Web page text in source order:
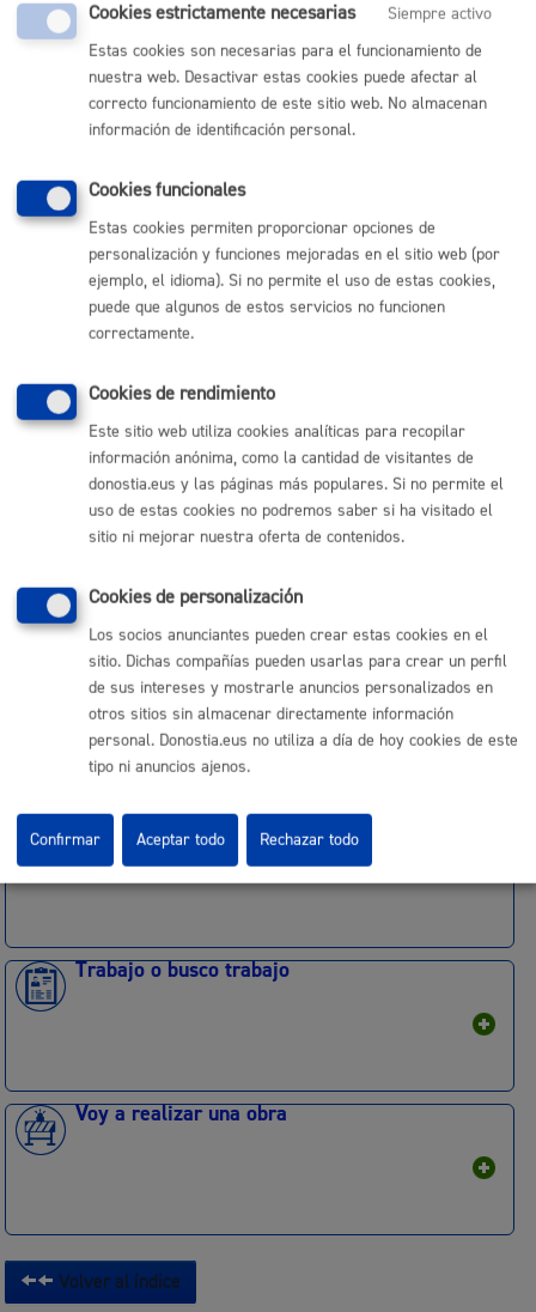
Me preocupa mi Salud-Medio ambiente
Necesito apoyo social
Necesito un certificado
Pago mis Impuestos-Beneficios fiscales
Quiero estudiar o formarme
Quiero organizar un evento
Trabajo o busco trabajo
Voy a realizar una obra
Volver al índice
Cookies estrictamente necesarias
Siempre activo
Estas cookies son necesarias para el funcionamiento de
nuestra web. Desactivar estas cookies puede afectar al
correcto funcionamiento de este sitio web. No almacenan
información de identificación personal.
Cookies funcionales
Estas cookies permiten proporcionar opciones de
personalización y funciones mejoradas en el sitio web (por
ejemplo, el idioma). Si no permite el uso de estas cookies,
puede que algunos de estos servicios no funcionen
correctamente.
Cookies de rendimiento
Este sitio web utiliza cookies analíticas para recopilar
información anónima, como la cantidad de visitantes de
donostia.eus y las páginas más populares. Si no permite el
uso de estas cookies no podremos saber si ha visitado el
sitio ni mejorar nuestra oferta de contenidos.
Cookies de personalización
Los socios anunciantes pueden crear estas cookies en el
sitio. Dichas compañías pueden usarlas para crear un perfil
de sus intereses y mostrarle anuncios personalizados en
otros sitios sin almacenar directamente información
personal. Donostia.eus no utiliza a día de hoy cookies de este
tipo ni anuncios ajenos.
Rechazar todo
Confirmar Aceptar todo